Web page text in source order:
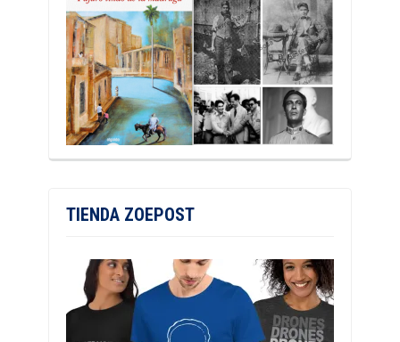
TIENDA ZOEPOST